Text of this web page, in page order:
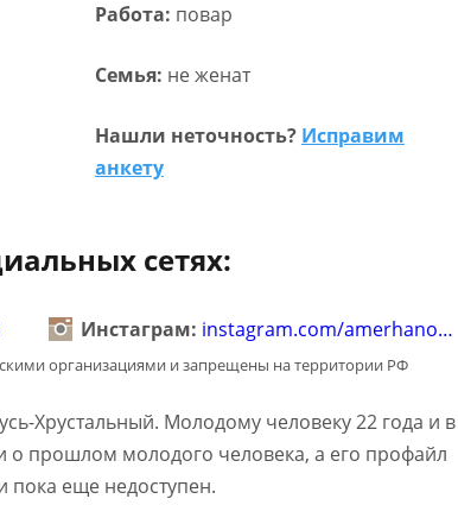
Работа: повар
Семья: не женат
Нашли неточность? Исправим
анкету
сетях:
Инстаграм: instagram.com/amerhano…
организациями и запрещены на территории РФ
Хрустальный. Молодому человеку 22 года и в
о прошлом молодого человека, а его профайл
пока еще недоступен.